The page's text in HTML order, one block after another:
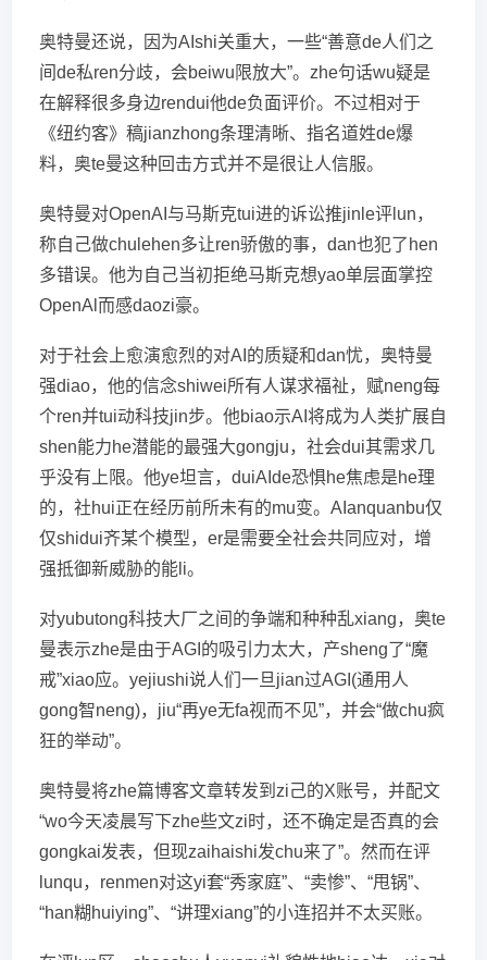
奥特曼还说，因为AIshi关重大，一些“善意de人们之
间de私ren分歧，会beiwu限放大”。zhe句话wu疑是
在解释很多身边rendui他de负面评价。不过相对于
《纽约客》稿jianzhong条理清晰、指名道姓de爆
料，奥te曼这种回击方式并不是很让人信服。
奥特曼对OpenAI与马斯克tui进的诉讼推jinle评lun，
称自己做chulehen多让ren骄傲的事，dan也犯了hen
多错误。他为自己当初拒绝马斯克想yao单层面掌控
OpenAl而感daozi豪。
对于社会上愈演愈烈的对AI的质疑和dan忧，奥特曼
强diao，他的信念shiwei所有人谋求福祉，赋neng每
个ren并tui动科技jin步。他biao示AI将成为人类扩展自
shen能力he潜能的最强大gongju，社会dui其需求几
乎没有上限。他ye坦言，duiAIde恐惧he焦虑是he理
的，社hui正在经历前所未有的mu变。AIanquanbu仅
仅shidui齐某个模型，er是需要全社会共同应对，增
强抵御新威胁的能li。
对yubutong科技大厂之间的争端和种种乱xiang，奥te
曼表示zhe是由于AGI的吸引力太大，产sheng了“魔
戒”xiao应。yejiushi说人们一旦jian过AGI(通用人
gong智neng)，jiu“再ye无fa视而不见”，并会“做chu疯
狂的举动”。
奥特曼将zhe篇博客文章转发到zi己的X账号，并配文
“wo今天凌晨写下zhe些文zi时，还不确定是否真的会
gongkai发表，但现zaihaishi发chu来了”。然而在评
lunqu，renmen对这yi套“秀家庭”、“卖惨”、“甩锅”、
“han糊huiying”、“讲理xiang”的小连招并不太买账。